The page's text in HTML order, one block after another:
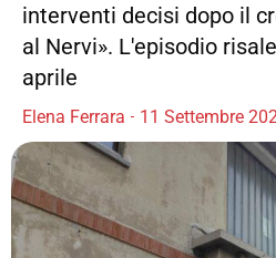
interventi decisi dopo il
al Nervi». L'episodio
aprile
Elena Ferrara 11 Settembre